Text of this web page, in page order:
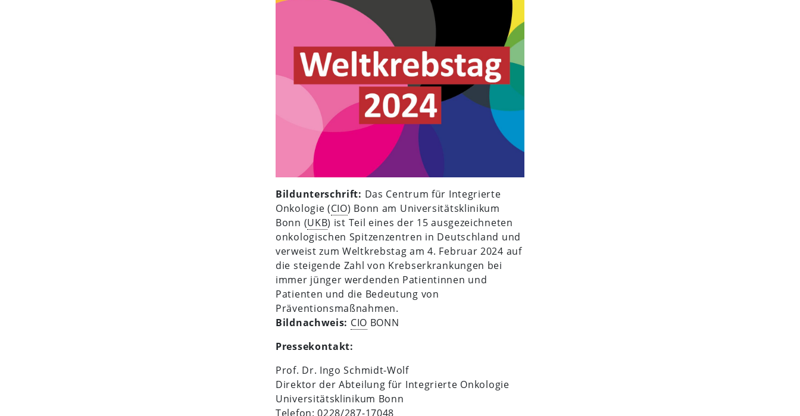
Bildunterschrift: Das Centrum für Integrierte
Onkologie (CIO) Bonn am Universitätsklinikum
Bonn (UKB) ist Teil eines der 15 ausgezeichneten
onkologischen Spitzenzentren in Deutschland und
verweist zum Weltkrebstag am 4. Februar 2024 auf
die steigende Zahl von Krebserkrankungen bei
immer jünger werdenden Patientinnen und
Patienten und die Bedeutung von
Präventionsmaßnahmen.
Bildnachweis: CIO BONN
Pressekontakt:
Prof. Dr. Ingo Schmidt-Wolf
Direktor der Abteilung für Integrierte Onkologie
Universitätsklinikum Bonn
Telefon: 0228/287-17048